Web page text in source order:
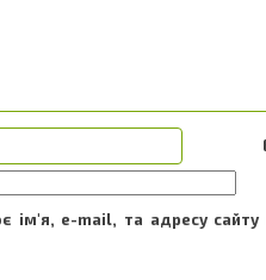
ім'я, e-mail, та адресу